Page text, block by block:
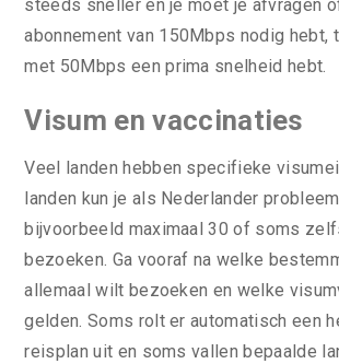
steeds sneller en je moet je afvragen
abonnement van 150Mbps nodig hebt,
met 50Mbps een prima snelheid hebt.
Visum en vaccinaties
Veel landen hebben specifieke
landen kun je als Nederlander
bijvoorbeeld maximaal 30 of soms
bezoeken. Ga vooraf na welke
allemaal wilt bezoeken en welke
gelden. Soms rolt er automatisch een
reisplan uit en soms vallen bepaalde